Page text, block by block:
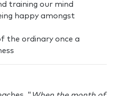
training our mind
happy amongst
the ordinary once a